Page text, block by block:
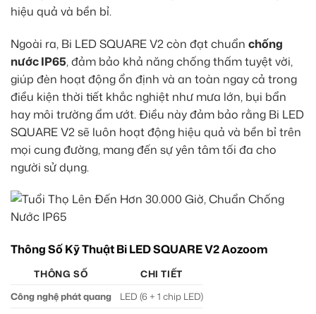
hiệu quả và bền bỉ.
Ngoài ra, Bi LED SQUARE V2 còn đạt chuẩn chống
nước IP65, đảm bảo khả năng chống thấm tuyệt vời,
giúp đèn hoạt động ổn định và an toàn ngay cả trong
điều kiện thời tiết khắc nghiệt như mưa lớn, bụi bẩn
hay môi trường ẩm ướt. Điều này đảm bảo rằng Bi LED
SQUARE V2 sẽ luôn hoạt động hiệu quả và bền bỉ trên
mọi cung đường, mang đến sự yên tâm tối đa cho
người sử dụng.
Thông Số Kỹ Thuật Bi LED SQUARE V2 Aozoom
THÔNG SỐ
CHI TIẾT
Công nghệ phát quang
LED (6 + 1 chip LED)